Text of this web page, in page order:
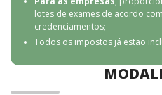
lotes de exames de acordo
credenciamentos;
Todos os impostos já estão